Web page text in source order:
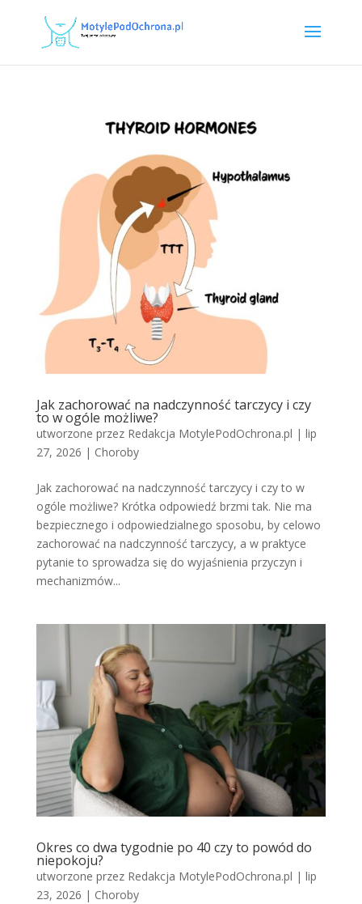
Jak zachorować na nadczynność tarczycy i czy
to w ogóle możliwe?
utworzone przez Redakcja MotylePodOchrona.pl | lip
27, 2026 | Choroby
Jak zachorować na nadczynność tarczycy i czy to w
ogóle możliwe? Krótka odpowiedź brzmi tak. Nie ma
bezpiecznego i odpowiedzialnego sposobu, by celowo
zachorować na nadczynność tarczycy, a w praktyce
pytanie to sprowadza się do wyjaśnienia przyczyn i
mechanizmów...
Okres co dwa tygodnie po 40 czy to powód do
niepokoju?
utworzone przez Redakcja MotylePodOchrona.pl | lip
23, 2026 | Choroby